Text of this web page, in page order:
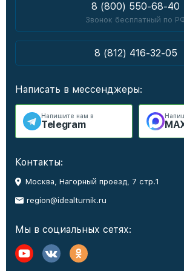
8 (800) 550-68-40
Звонок бесплатный по
8 (812) 416-32-05
Написать в мессенджеры:
Напишите нам в
Telegram
Контакты:
Москва, Нагорный проезд, 7 стр.1
region@idealturnik.ru
Мы в социальных сетях: